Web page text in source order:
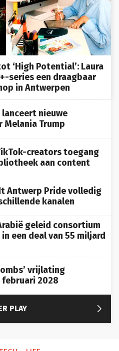
‘High Potential’: Laura
series een draagbaar
in Antwerpen
lanceert nieuwe
Melania Trump
creators toegang
aan content
Antwerp Pride volledig
kanalen
geleid consortium
een deal van 55 miljard
vrijlating
2028
PLAY 